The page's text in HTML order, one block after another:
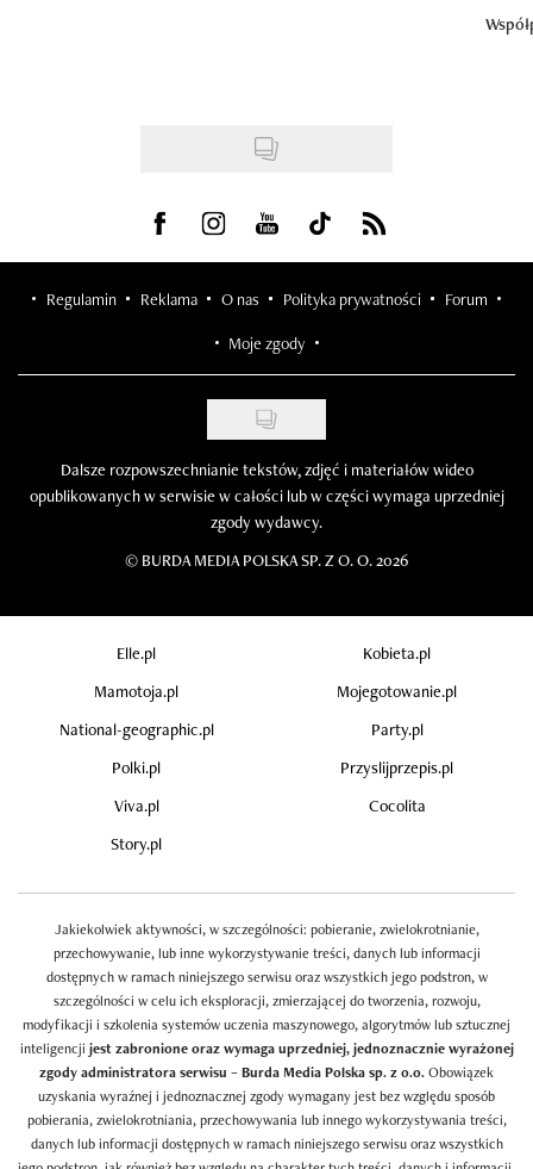
Visit us on Facebook
Visit us on Instagram
Visit us on Youtube
Visit us on Tiktok
Visit us on Rss
Regulamin Reklama O nas Polityka prywatności Forum
Moje zgody
Dalsze rozpowszechnianie tekstów, zdjęć i materiałów wideo
opublikowanych w serwisie w całości lub w części wymaga uprzedniej
zgody wydawcy.
© BURDA MEDIA POLSKA SP. Z O. O. 2026
Elle.pl
Kobieta.pl
Mamotoja.pl
Mojegotowanie.pl
National-geographic.pl
Party.pl
Polki.pl
Przyslijprzepis.pl
Viva.pl
Cocolita
Story.pl
Jakiekolwiek aktywności, w szczególności: pobieranie, zwielokrotnianie,
przechowywanie, lub inne wykorzystywanie treści, danych lub informacji
dostępnych w ramach niniejszego serwisu oraz wszystkich jego podstron, w
szczególności w celu ich eksploracji, zmierzającej do tworzenia, rozwoju,
modyfikacji i szkolenia systemów uczenia maszynowego, algorytmów lub sztucznej
inteligencji jest zabronione oraz wymaga uprzedniej, jednoznacznie wyrażonej
zgody administratora serwisu – Burda Media Polska sp. z o.o.Obowiązek
uzyskania wyraźnej i jednoznacznej zgody wymagany jest bez względu sposób
pobierania, zwielokrotniania, przechowywania lub innego wykorzystywania treści,
danych lub informacji dostępnych w ramach niniejszego serwisu oraz wszystkich